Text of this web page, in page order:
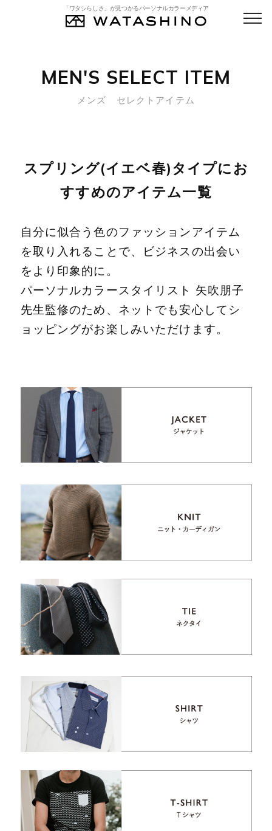
「ワタシらしさ」が見つかるパーソナルカラーメディア
MEN'S SELECT ITEM
メンズ セレクトアイテム
スプリング(イエベ春)タイプにお
すすめのアイテム一覧
自分に似合う色のファッションアイテム
を取り入れることで、ビジネスの出会い
をより印象的に。
パーソナルカラースタイリスト 矢吹朋子
先生監修のため、ネットでも安心してシ
ョッピングがお楽しみいただけます。